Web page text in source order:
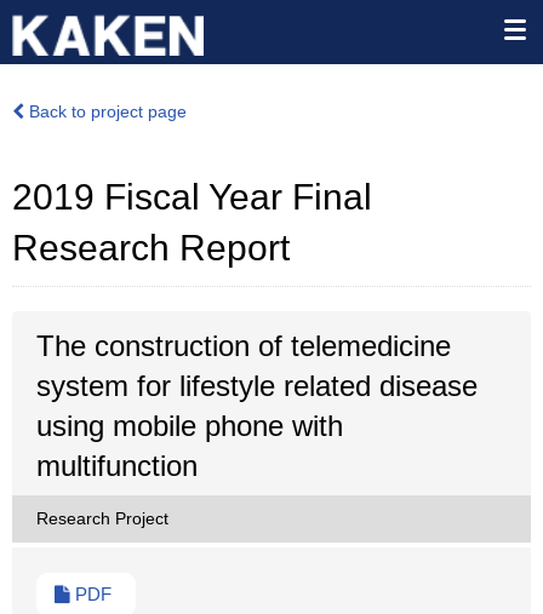
Back to project page
2019 Fiscal Year Final
Research Report
The construction of telemedicine
system for lifestyle related disease
using mobile phone with
multifunction
Research Project
PDF